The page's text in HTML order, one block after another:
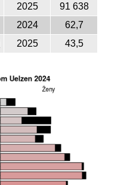
2025
91 638
2024
62,7
2025 43,5